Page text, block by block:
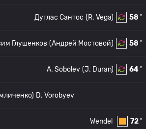
58 '
(R. Vega)
Дуглас Сантос
58 '
(Андрей Мостовой)
Глушенков
64 '
(J. Duran)
A. Sobolev
D. Vorobyev
72 '
Wendel